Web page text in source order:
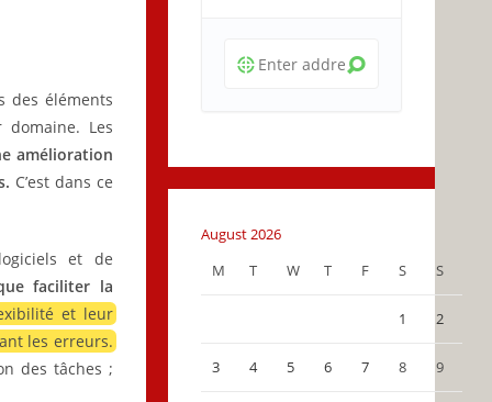
des éléments
domaine. Les
amélioration
C’est dans ce
et de
faciliter la
et leur
les erreurs.
des tâches ;
August 2026
M
T W T F S S
1 2
3 4 5 6 7 8 9